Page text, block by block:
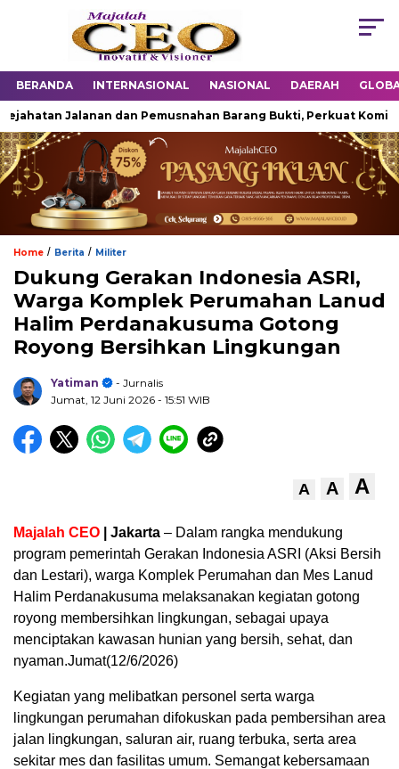
BERANDA INTERNASIONAL NASIONAL DAERAH
Jalanan dan Pemusnahan Barang Bukti, Perkuat
Home / Berita / Militer
Dukung Gerakan Indonesia ASRI,
Warga Komplek Perumahan Lanud
Halim Perdanakusuma Gotong
Royong Bersihkan Lingkungan
Yatiman
- Jurnalis
Jumat, 12 Juni 2026 - 15:51 WIB
A A A
Majalah CEO | Jakarta – Dalam rangka mendukung
program pemerintah Gerakan Indonesia ASRI (Aksi Bersih
dan Lestari), warga Komplek Perumahan dan Mes Lanud
Halim Perdanakusuma melaksanakan kegiatan gotong
royong membersihkan lingkungan, sebagai upaya
menciptakan kawasan hunian yang bersih, sehat, dan
nyaman.Jumat(12/6/2026)
Kegiatan yang melibatkan personel serta warga
lingkungan perumahan difokuskan pada pembersihan area
jalan lingkungan, saluran air, ruang terbuka, serta area
sekitar mes dan fasilitas umum. Semangat kebersamaan